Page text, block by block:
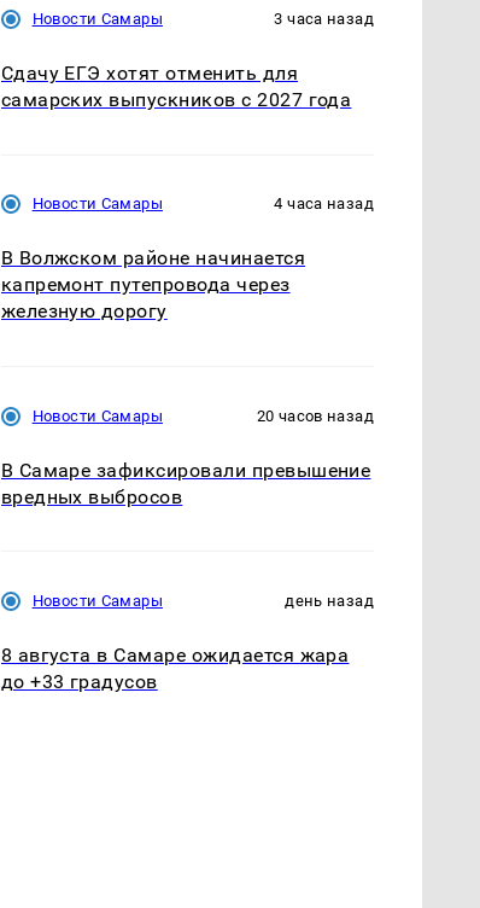
Новости Самары 3 часа назад
Сдачу ЕГЭ хотят отменить для
самарских выпускников с 2027 года
Новости Самары 4 часа назад
В Волжском районе начинается
капремонт путепровода через
железную дорогу
Новости Самары 20 часов назад
В Самаре зафиксировали превышение
вредных выбросов
Новости Самары день назад
8 августа в Самаре ожидается жара
до +33 градусов